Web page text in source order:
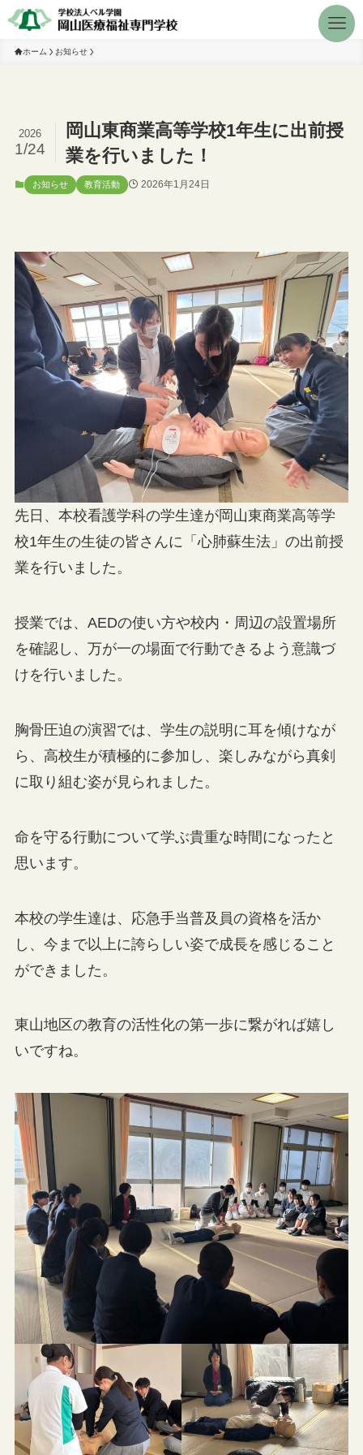
ホーム お知らせ
岡山東商業高等学校1年生に出前授
業を行いました！
2026
1/24
お知らせ 教育活動 2026年1月24日
先日、本校看護学科の学生達が岡山東商業高等学
校1年生の生徒の皆さんに「心肺蘇生法」の出前授
業を行いました。
授業では、AEDの使い方や校内・周辺の設置場所
を確認し、万が一の場面で行動できるよう意識づ
けを行いました。
胸骨圧迫の演習では、学生の説明に耳を傾けなが
ら、高校生が積極的に参加し、楽しみながら真剣
に取り組む姿が見られました。
命を守る行動について学ぶ貴重な時間になったと
思います。
本校の学生達は、応急手当普及員の資格を活か
し、今まで以上に誇らしい姿で成長を感じること
ができました。
東山地区の教育の活性化の第一歩に繋がれば嬉し
いですね。